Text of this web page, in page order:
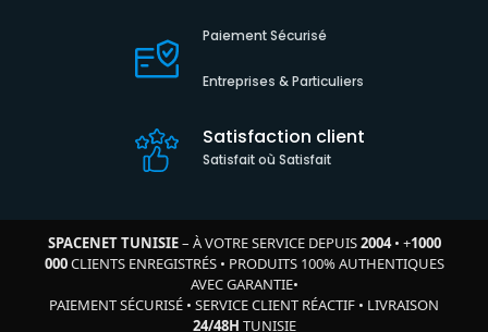
Paiement Sécurisé
Entreprises & Particuliers
Satisfaction client
Satisfait où Satisfait
SPACENET TUNISIE– À VOTRE SERVICE DEPUIS2004• +1000
000CLIENTS ENREGISTRÉS• PRODUITS 100% AUTHENTIQUES
AVEC GARANTIE•
PAIEMENT SÉCURISÉ • SERVICE CLIENT RÉACTIF • LIVRAISON
24/48H TUNISIE